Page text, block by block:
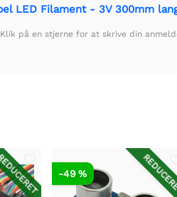
LED Filament - 3V 300mm
Klik på en stjerne for at skrive din
-49 %